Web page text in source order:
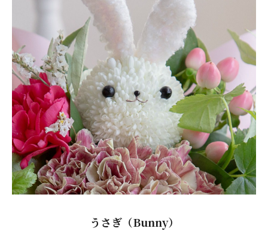
うさぎ（Bunny）